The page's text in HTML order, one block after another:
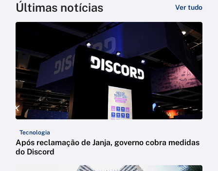
Últimas notícias Ver tudo
Tecnologia
Após reclamação de Janja, governo cobra medidas
do Discord